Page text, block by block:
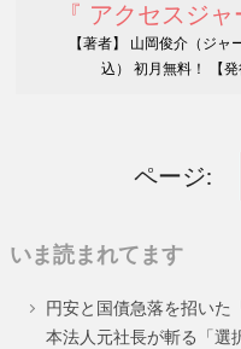
『 アクセスジ
【著者】 山岡俊介（ジ
込） 初月無料！ 【
ページ:
いま読まれてます
円安と国債急落を招いた
本法人元社長が斬る「選